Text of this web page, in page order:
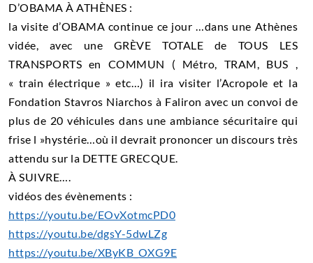
D’OBAMA À ATHÈNES :
la visite d’OBAMA continue ce jour …dans une Athènes
vidée, avec une GRÈVE TOTALE de TOUS LES
TRANSPORTS en COMMUN ( Métro, TRAM, BUS ,
« train électrique » etc…) il ira visiter l’Acropole et la
Fondation Stavros Niarchos à Faliron avec un convoi de
plus de 20 véhicules dans une ambiance sécuritaire qui
frise l »hystérie…où il devrait prononcer un discours très
attendu sur la DETTE GRECQUE.
À SUIVRE….
vidéos des évènements :
https://youtu.be/EOvXotmcPD0
https://youtu.be/dgsY-5dwLZg
https://youtu.be/XByKB_OXG9E